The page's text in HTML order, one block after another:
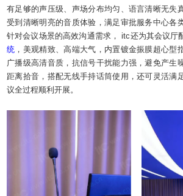
有足够的声压级、声场分布均匀、语言清晰无失
受到清晰明亮的音质体验，满足审批服务中心各
针对会议场景的高效沟通需求， itc还为其会议厅
统 ，美观精致、高端大气，内置镀金振膜超心型
广播级高清音质，抗信号干扰能力强，避免产生
距离拾音，搭配无线手持话筒使用，还可灵活满
议全过程顺利开展。